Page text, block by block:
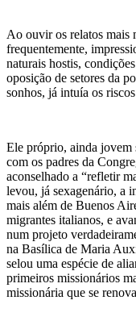
Ao ouvir os relatos mais
frequentemente,
naturais hostis,
oposição de setores da
sonhos, já intuía os
Ele próprio, ainda jovem
com os padres da
aconselhado a “refletir
levou, já sexagenário, a
mais além de Buenos
migrantes italianos, e
num projeto
na Basílica de Maria
selou uma espécie de
primeiros missionários
missionária que se